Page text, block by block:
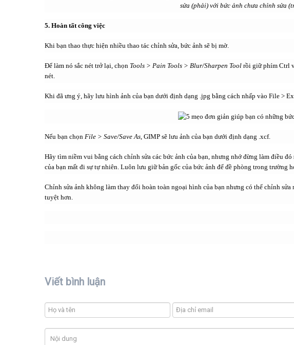
sửa (phải) với bức ảnh chưa chỉnh sửa
5. Hoàn tất công việc
Khi bạn thao thực hiện nhiều thao tác chỉnh sửa, bức ảnh sẽ bị mờ.
Để làm nó sắc nét trở lại, chọn Tools > Pain Tools > Blur/Sharpen Tool rồi giữ phím Ctrl
nét.
Khi đã ưng ý, hãy lưu hình ảnh của bạn dưới định dạng .jpg bằng cách nhấp vào File >
Nếu bạn chọn File > Save/Save As, GIMP sẽ lưu ảnh của bạn dưới định dạng .xcf.
Hãy tìm niềm vui bằng cách chỉnh sửa các bức ảnh của bạn, nhưng nhớ đừng làm điều
của bạn mất đi sự tự nhiên. Luôn lưu giữ bản gốc của bức ảnh để đề phòng trong trường
Chỉnh sửa ảnh không làm thay đổi hoàn toàn ngoại hình của bạn nhưng có thể chỉnh
tuyệt hơn.
Viết bình luận